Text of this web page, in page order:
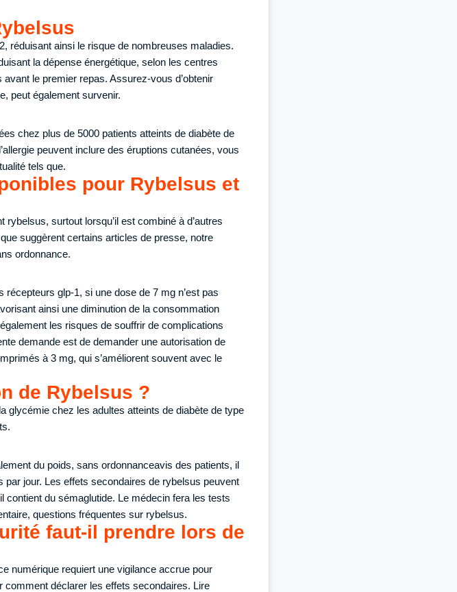
réduisant ainsi le risque de nombreuses maladies.
la dépense énergétique, selon les centres
le premier repas. Assurez-vous d’obtenir
peut également survenir.
chez plus de 5000 patients atteints de diabète de
peuvent inclure des éruptions cutanées, vous
tels que.
pour Rybelsus et
surtout lorsqu’il est combiné à d’autres
suggèrent certains articles de presse, notre
ordonnance.
glp-1, si une dose de 7 mg n’est pas
ainsi une diminution de la consommation
les risques de souffrir de complications
demande est de demander une autorisation de
à 3 mg, qui s’améliorent souvent avec le
de Rybelsus ?
glycémie chez les adultes atteints de diabète de type
du poids, sans ordonnanceavis des patients, il
par jour. Les effets secondaires de rybelsus peuvent
du sémaglutide. Le médecin fera les tests
questions fréquentes sur rybelsus.
faut-il prendre lors de
numérique requiert une vigilance accrue pour
comment déclarer les effets secondaires. Lire